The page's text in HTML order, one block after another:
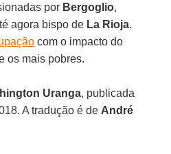
por Bergoglio,
agora bispo de La Rioja.
com o impacto do
os mais pobres.
Uranga, publicada
A tradução é de André